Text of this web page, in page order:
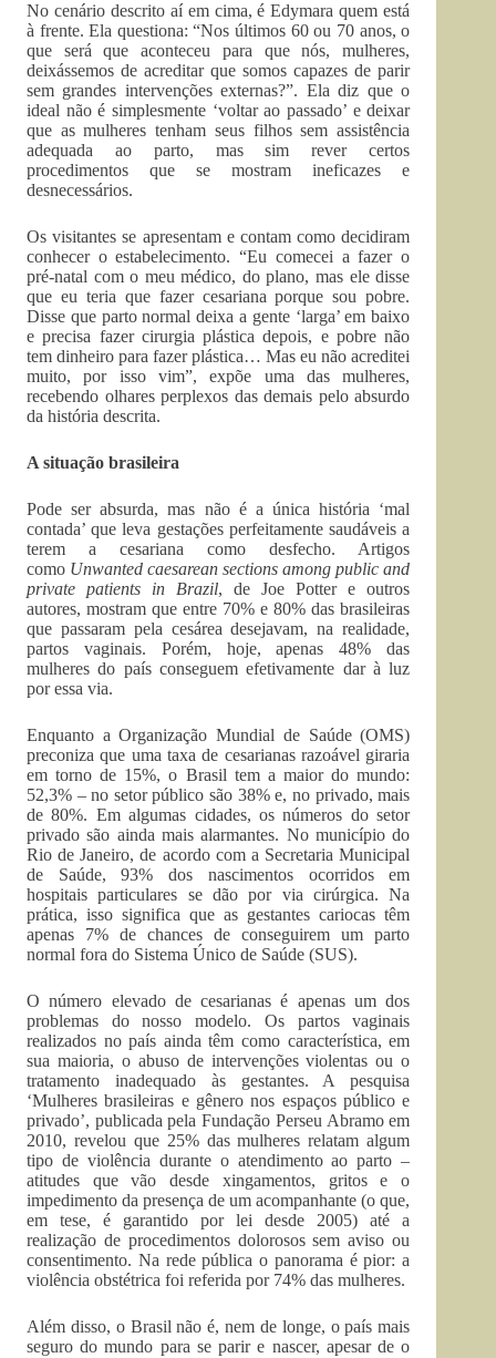
No cenário descrito aí em cima, é Edymara quem está
à frente. Ela questiona: “Nos últimos 60 ou 70 anos, o
que será que aconteceu para que nós, mulheres,
deixássemos de acreditar que somos capazes de parir
sem grandes intervenções externas?”. Ela diz que o
ideal não é simplesmente ‘voltar ao passado’ e deixar
que as mulheres tenham seus filhos sem assistência
adequada ao parto, mas sim rever certos
procedimentos que se mostram ineficazes e
desnecessários.
Os visitantes se apresentam e contam como decidiram
conhecer o estabelecimento. “Eu comecei a fazer o
pré-natal com o meu médico, do plano, mas ele disse
que eu teria que fazer cesariana porque sou pobre.
Disse que parto normal deixa a gente ‘larga’ em baixo
e precisa fazer cirurgia plástica depois, e pobre não
tem dinheiro para fazer plástica… Mas eu não acreditei
muito, por isso vim”, expõe uma das mulheres,
recebendo olhares perplexos das demais pelo absurdo
da história descrita.
A situação brasileira
Pode ser absurda, mas não é a única história ‘mal
contada’ que leva gestações perfeitamente saudáveis a
terem a cesariana como desfecho. Artigos
como Unwanted caesarean sections among public and
private patients in Brazil, de Joe Potter e outros
autores, mostram que entre 70% e 80% das brasileiras
que passaram pela cesárea desejavam, na realidade,
partos vaginais. Porém, hoje, apenas 48% das
mulheres do país conseguem efetivamente dar à luz
por essa via.
Enquanto a Organização Mundial de Saúde (OMS)
preconiza que uma taxa de cesarianas razoável giraria
em torno de 15%, o Brasil tem a maior do mundo:
52,3% – no setor público são 38% e, no privado, mais
de 80%. Em algumas cidades, os números do setor
privado são ainda mais alarmantes. No município do
Rio de Janeiro, de acordo com a Secretaria Municipal
de Saúde, 93% dos nascimentos ocorridos em
hospitais particulares se dão por via cirúrgica. Na
prática, isso significa que as gestantes cariocas têm
apenas 7% de chances de conseguirem um parto
normal fora do Sistema Único de Saúde (SUS).
O número elevado de cesarianas é apenas um dos
problemas do nosso modelo. Os partos vaginais
realizados no país ainda têm como característica, em
sua maioria, o abuso de intervenções violentas ou o
tratamento inadequado às gestantes. A pesquisa
‘Mulheres brasileiras e gênero nos espaços público e
privado’, publicada pela Fundação Perseu Abramo em
2010, revelou que 25% das mulheres relatam algum
tipo de violência durante o atendimento ao parto –
atitudes que vão desde xingamentos, gritos e o
impedimento da presença de um acompanhante (o que,
em tese, é garantido por lei desde 2005) até a
realização de procedimentos dolorosos sem aviso ou
consentimento. Na rede pública o panorama é pior: a
violência obstétrica foi referida por 74% das mulheres.
Além disso, o Brasil não é, nem de longe, o país mais
seguro do mundo para se parir e nascer, apesar de o